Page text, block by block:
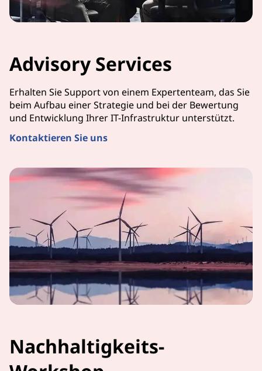
Advisory Services
Erhalten Sie Support von einem Expertenteam, das Sie
beim Aufbau einer Strategie und bei der Bewertung
und Entwicklung Ihrer IT-Infrastruktur unterstützt.
Kontaktieren Sie uns
Nachhaltigkeits-